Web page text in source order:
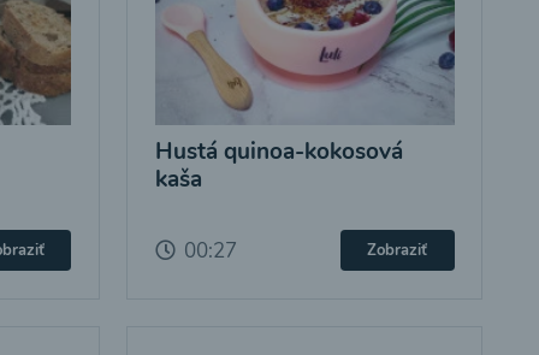
Hustá quinoa-kokosová
kaša
00:27 Zobraziť